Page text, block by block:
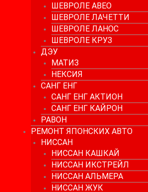
ШЕВРОЛЕ АВЕО
ШЕВРОЛЕ ЛАЧЕТТИ
ШЕВРОЛЕ ЛАНОС
ШЕВРОЛЕ КРУЗ
ДЭУ
МАТИЗ
НЕКСИЯ
САНГ ЕНГ
САНГ ЕНГ АКТИОН
САНГ ЕНГ КАЙРОН
РАВОН
РЕМОНТ ЯПОНСКИХ АВТО
НИССАН
НИССАН КАШКАЙ
НИССАН ИКСТРЕЙЛ
НИССАН АЛЬМЕРА
НИССАН ЖУК